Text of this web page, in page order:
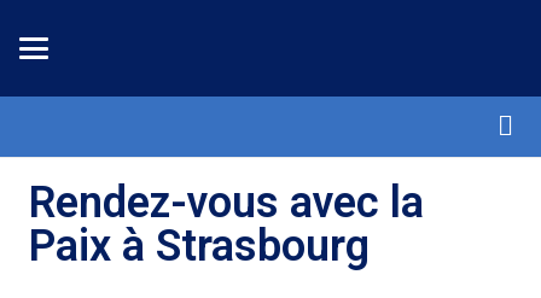
Rendez-vous avec la
Paix à Strasbourg